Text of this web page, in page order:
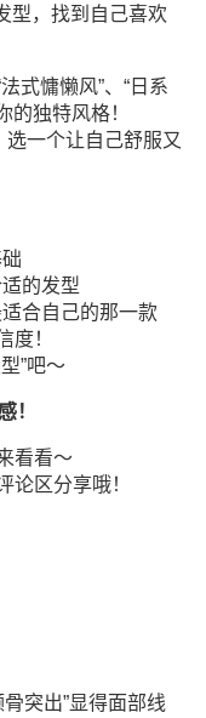
型，找到自己喜欢
式慵懒风”、“日系
的独特风格！
选一个让自己舒服又
的发型
合自己的那一款
度！
”吧～
！
看看～
论区分享哦！
突出”显得面部线